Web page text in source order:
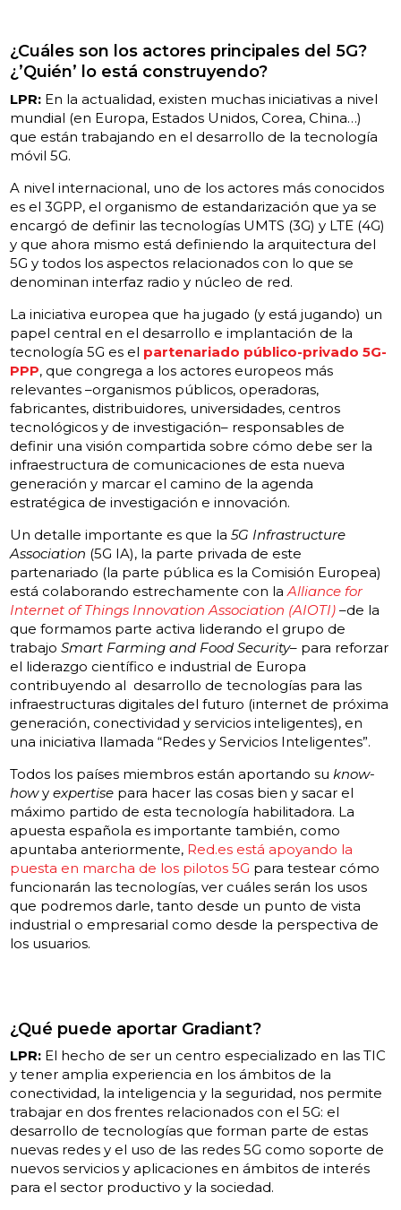
¿Cuáles son los actores principales del 5G?
¿’Quién’ lo está construyendo?
LPR: En la actualidad, existen muchas iniciativas a nivel
mundial (en Europa, Estados Unidos, Corea, China…)
que están trabajando en el desarrollo de la tecnología
móvil 5G.
A nivel internacional, uno de los actores más conocidos
es el 3GPP, el organismo de estandarización que ya se
encargó de definir las tecnologías UMTS (3G) y LTE (4G)
y que ahora mismo está definiendo la arquitectura del
5G y todos los aspectos relacionados con lo que se
denominan interfaz radio y núcleo de red.
La iniciativa europea que ha jugado (y está jugando) un
papel central en el desarrollo e implantación de la
tecnología 5G es el partenariado público-privado 5G-
PPP, que congrega a los actores europeos más
relevantes –organismos públicos, operadoras,
fabricantes, distribuidores, universidades, centros
tecnológicos y de investigación– responsables de
definir una visión compartida sobre cómo debe ser la
infraestructura de comunicaciones de esta nueva
generación y marcar el camino de la agenda
estratégica de investigación e innovación.
Un detalle importante es que la5G Infrastructure
Association (5G IA), la parte privada de este
partenariado (la parte pública es la Comisión Europea)
está colaborando estrechamente con laAlliance for
Internet of Things Innovation Association (AIOTI) –de la
que formamos parte activa liderando el grupo de
trabajoSmart Farming and Food Security– para reforzar
el liderazgo científico e industrial de Europa
contribuyendo al desarrollo de tecnologías para las
infraestructuras digitales del futuro (internet de próxima
generación, conectividad y servicios inteligentes), en
una iniciativa llamada “Redes y Servicios Inteligentes”.
Todos los países miembros están aportando suknow-
howyexpertise para hacer las cosas bien y sacar el
máximo partido de esta tecnología habilitadora. La
apuesta española es importante también, como
apuntaba anteriormente, Red.es está apoyando la
puesta en marcha de los pilotos 5G para testear cómo
funcionarán las tecnologías, ver cuáles serán los usos
que podremos darle, tanto desde un punto de vista
industrial o empresarial como desde la perspectiva de
los usuarios.
¿Qué puede aportar Gradiant?
LPR: El hecho de ser un centro especializado en las TIC
y tener amplia experiencia en los ámbitos de la
conectividad, la inteligencia y la seguridad, nos permite
trabajar en dos frentes relacionados con el 5G: el
desarrollo de tecnologías que forman parte de estas
nuevas redes y el uso de las redes 5G como soporte de
nuevos servicios y aplicaciones en ámbitos de interés
para el sector productivo y la sociedad.